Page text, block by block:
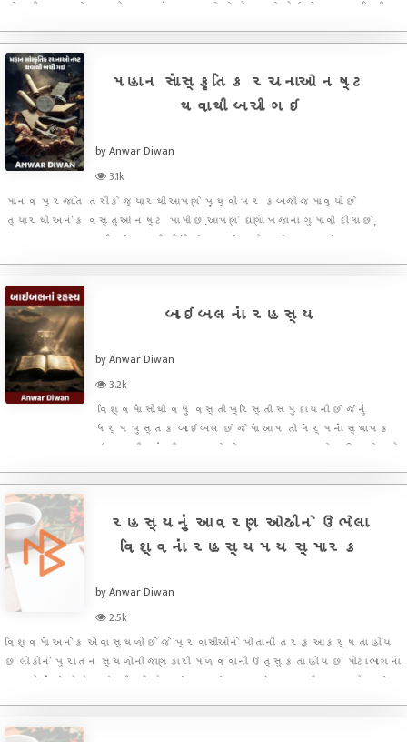
કેટલીક કથાઓ, પાત્રો વારસામાં અપાયા છે જે મોટાભાગે કોઇ એક વ્યક્તિની
મહાન સાંસ્કૃતિક રચનાઓ નષ્ટ
થવાથી બચી ગઇ
by Anwar Diwan
3.1k
માનવ પ્રજાતિ તરીકે જ્યારથી આપણે પૃથ્વી પર કબજો જમાવ્યો છે
ત્યારથી અનેક વસ્તુઓ નષ્ટ પામી છે.આપણે ઘણાં ખજાના ગુમાવી દીધા છે,
મુલ્યવાન કલાકૃત્તિઓ ગુમાવી દીધી છે કયારેક તો આખે આખા શહેર પણ ગુમ
હત
બાઇબલનાં રહસ્ય
by Anwar Diwan
3.2k
વિશ્વમાં સૌથી વધુ વસ્તી ખ્રિસ્તી સમુદાયની છે જેનું
ધર્મ પુસ્તક બાઇબલ છે જેમાં આમ તો ધર્મનાં સ્થાપક
ઇસુ મસીહનાં જીવન અને તેમના દ્વારા અપાયેલા ઉપદેશનો
ઉલ્લેખ છે જે રહસ્યમય છે.આ પુસ્તકમાં કેટલીક
રહસ્યનું આવરણ ઓઢીને ઉભેલા
વિશ્વનાં રહસ્યમય સ્મારક
by Anwar Diwan
2.5k
વિશ્વમાં અનેક એવા સ્થળો છે જે પ્રવાસીઓને પોતાની તરફ આકર્ષતા હોય
છે લોકોને પુરાતન સ્થળોની જાણકારી મેળવવાની ઉત્સુકતા હોય છે મોટાભાગનાં
સ્થળો અંગે લોકો પાસે માહિતી હોય છે પણ કેટલાક એવા પ્રાચીન સ્થળો અને